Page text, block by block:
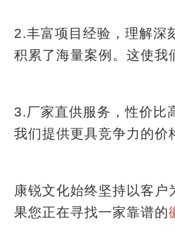
​​2.丰富项目经验，理解深
积累了海量案例。这使我
​​3.厂家直供服务，性价比
我们提供更具竞争力的价
康锐文化始终坚持以客
果您正在寻找一家靠谱的